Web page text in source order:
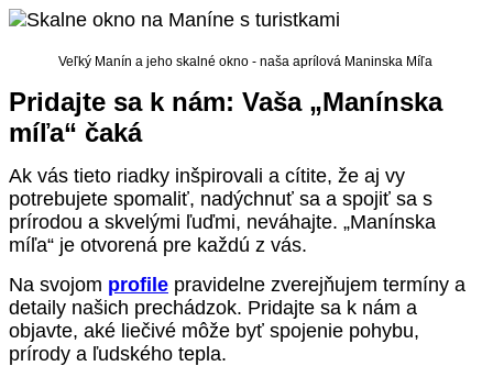
Veľký Manín a jeho skalné okno - naša aprílová Maninska Míľa
Pridajte sa k nám: Vaša „Manínska
míľa“ čaká
Ak vás tieto riadky inšpirovali a cítite, že aj vy
potrebujete spomaliť, nadýchnuť sa a spojiť sa s
prírodou a skvelými ľuďmi, neváhajte. „Manínska
míľa“ je otvorená pre každú z vás.
Na svojom profile pravidelne zverejňujem termíny a
detaily našich prechádzok. Pridajte sa k nám a
objavte, aké liečivé môže byť spojenie pohybu,
prírody a ľudského tepla.